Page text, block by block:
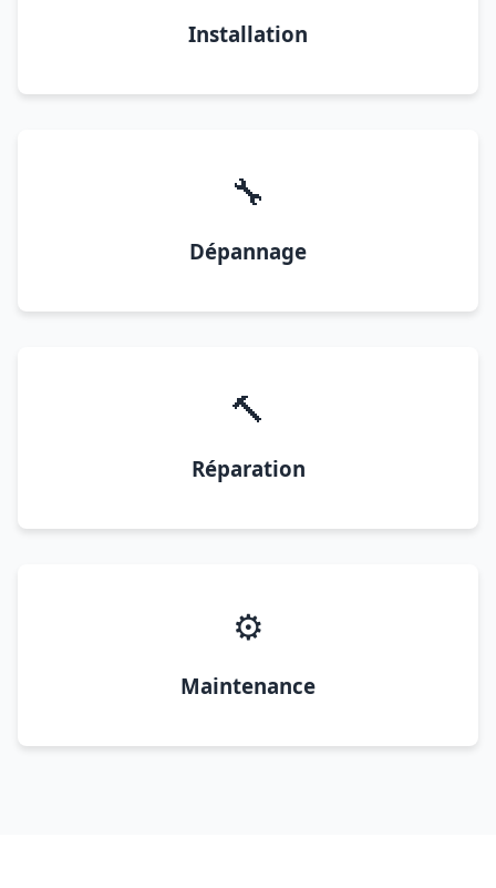
Installation
🔧
Dépannage
🔨
Réparation
⚙️
Maintenance